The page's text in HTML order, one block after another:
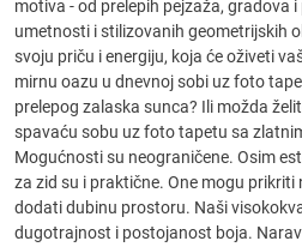
motiva - od prelepih pejzaža, gradova
umetnosti i stilizovanih geometrijskih
svoju priču i energiju, koja će oživeti
mirnu oazu u dnevnoj sobi uz foto
prelepog zalaska sunca? Ili možda
spavaću sobu uz foto tapetu sa
Mogućnosti su neograničene. Osim
za zid su i praktične. One mogu
dodati dubinu prostoru. Naši
dugotrajnost i postojanost boja.